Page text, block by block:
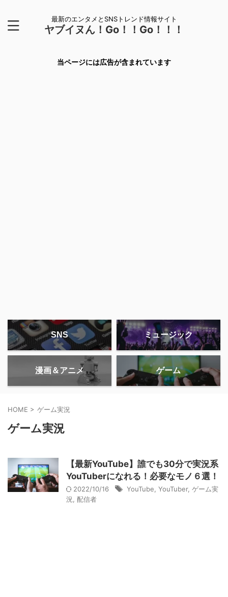
最新のエンタメとSNSトレンド情報サイト
ヤブイヌん！Go！！Go！！！
当ページには広告が含まれています
SNS ミュージック
漫画＆アニメ ゲーム
HOME > ゲーム実況
ゲーム実況
【最新YouTube】誰でも30分で実況系
YouTuberになれる！必要なモノ６選！
2022/10/16 YouTube YouTuber, ゲーム実
況
配信者